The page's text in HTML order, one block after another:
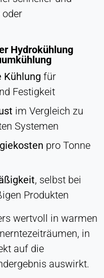
Hydrokühlung
Kühlung für
Festigkeit
im Vergleich zu
Systemen
pro Tonne
, selbst bei
Produkten
wertvoll in warmen
in
auf die
auswirkt.
Besucher.